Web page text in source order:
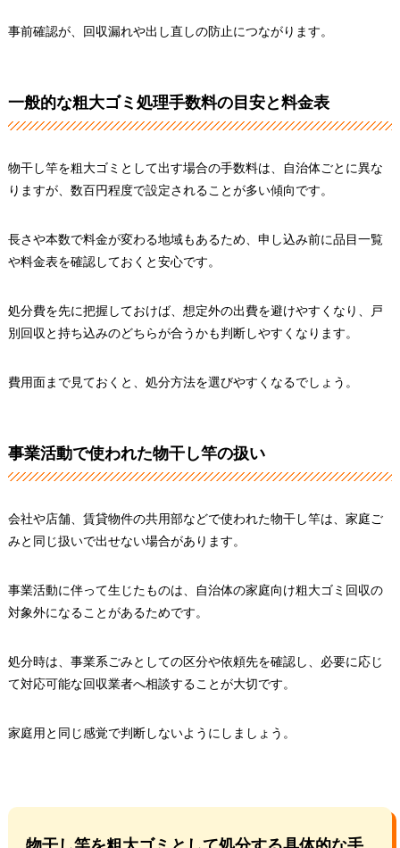
事前確認が、回収漏れや出し直しの防止につながります。
一般的な粗大ゴミ処理手数料の目安と料金表
物干し竿を粗大ゴミとして出す場合の手数料は、自治体ごとに異な
りますが、数百円程度で設定されることが多い傾向です。
長さや本数で料金が変わる地域もあるため、申し込み前に品目一覧
や料金表を確認しておくと安心です。
処分費を先に把握しておけば、想定外の出費を避けやすくなり、戸
別回収と持ち込みのどちらが合うかも判断しやすくなります。
費用面まで見ておくと、処分方法を選びやすくなるでしょう。
事業活動で使われた物干し竿の扱い
会社や店舗、賃貸物件の共用部などで使われた物干し竿は、家庭ご
みと同じ扱いで出せない場合があります。
事業活動に伴って生じたものは、自治体の家庭向け粗大ゴミ回収の
対象外になることがあるためです。
処分時は、事業系ごみとしての区分や依頼先を確認し、必要に応じ
て対応可能な回収業者へ相談することが大切です。
家庭用と同じ感覚で判断しないようにしましょう。